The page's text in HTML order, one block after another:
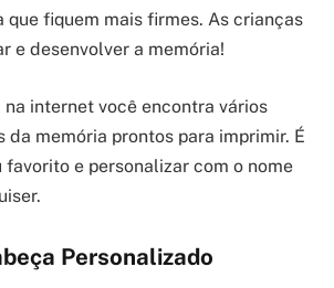
que fiquem mais firmes. As crianças
e desenvolver a memória!
internet você encontra vários
da memória prontos para imprimir. É
favorito e personalizar com o nome
Personalizado